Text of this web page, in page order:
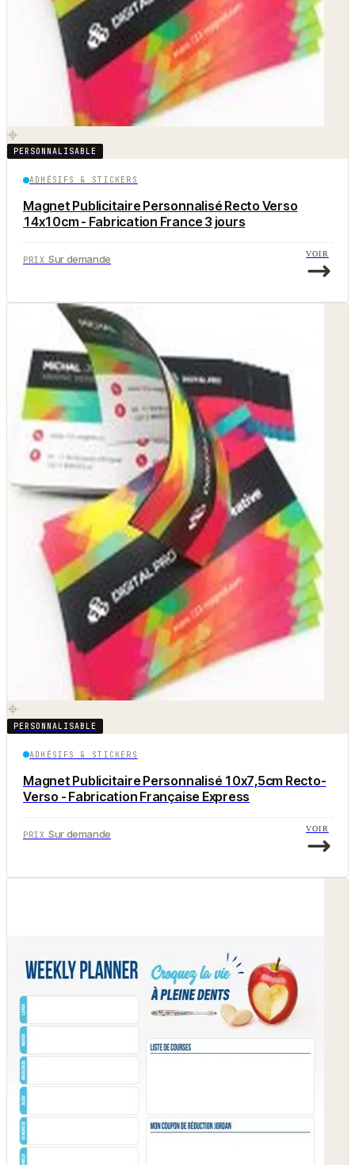
PERSONNALISABLE
ADHÉSIFS & STICKERS
Magnet Publicitaire Personnalisé Recto Verso
14x10cm - Fabrication France 3 jours
PRIX Sur demande VOIR
PERSONNALISABLE
ADHÉSIFS & STICKERS
Magnet Publicitaire Personnalisé 10x7,5cm Recto-
Verso - Fabrication Française Express
PRIX Sur demande VOIR